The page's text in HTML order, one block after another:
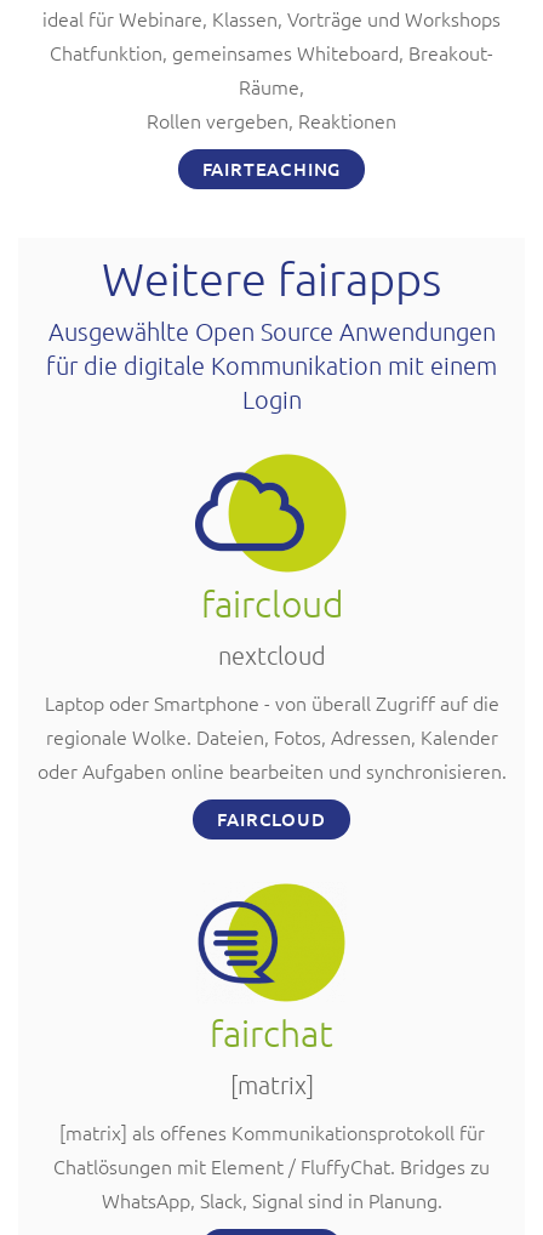
ideal für Webinare, Klassen, Vorträge und Workshops
Chatfunktion, gemeinsames Whiteboard, Breakout-
Räume,
Rollen vergeben, Reaktionen
FAIRTEACHING
Weitere fairapps
Ausgewählte Open Source Anwendungen
für die digitale Kommunikation mit einem
Login
faircloud
nextcloud
Laptop oder Smartphone - von überall Zugriff auf die
regionale Wolke. Dateien, Fotos, Adressen, Kalender
oder Aufgaben online bearbeiten und synchronisieren.
FAIRCLOUD
fairchat
[matrix]
[matrix] als offenes Kommunikationsprotokoll für
Chatlösungen mit Element / FluffyChat. Bridges zu
WhatsApp, Slack, Signal sind in Planung.